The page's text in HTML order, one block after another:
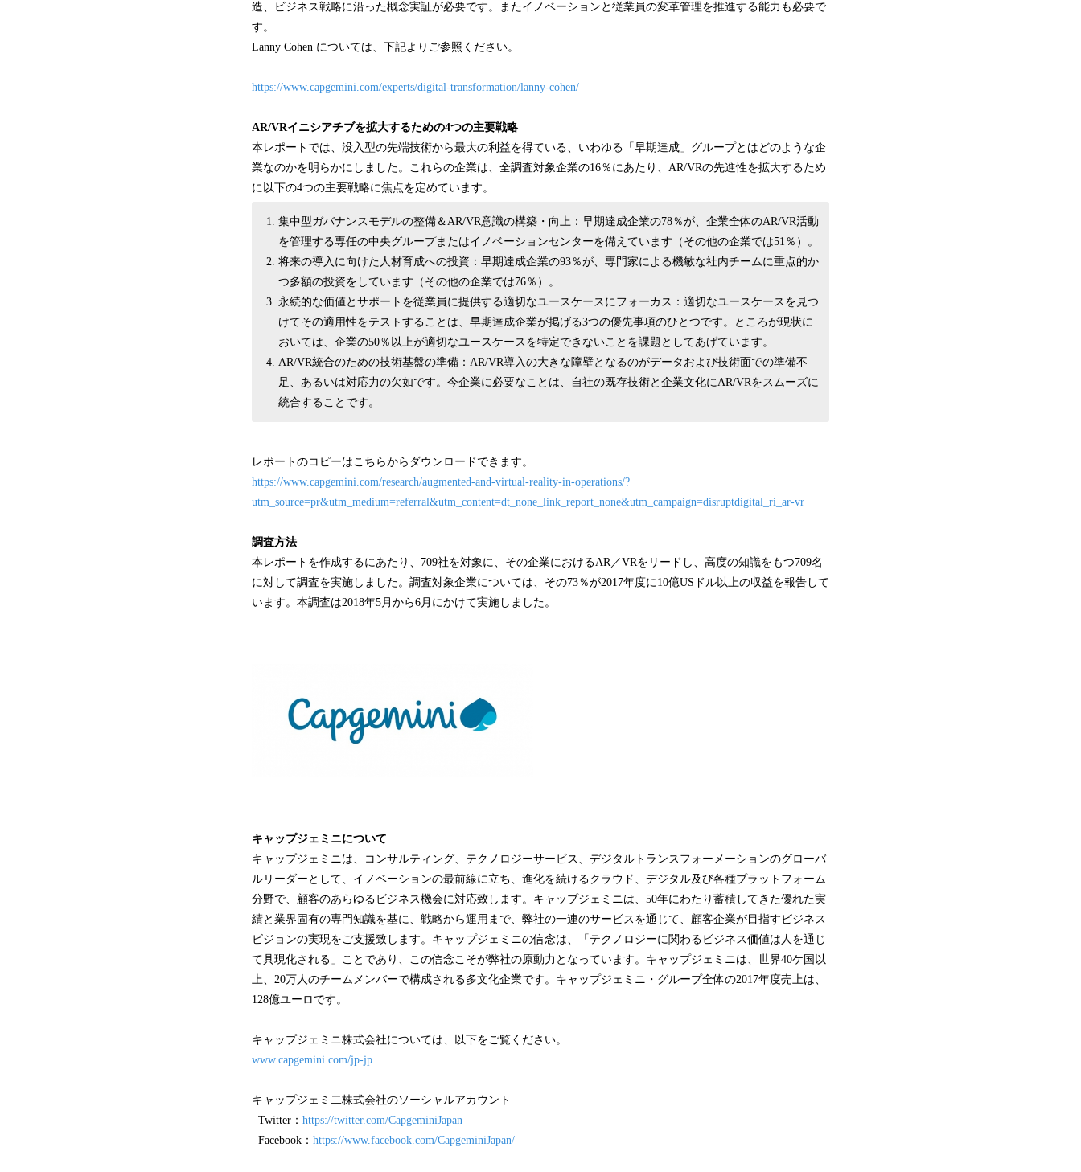
造、ビジネス戦略に沿った概念実証が必要です。またイノベーションと従業員の変革管理を推進する能力も必要で
す。
Lanny Cohen については、下記よりご参照ください。
https://www.capgemini.com/experts/digital-transformation/lanny-cohen/
AR/VRイニシアチブを拡大するための4つの主要戦略
本レポートでは、没入型の先端技術から最大の利益を得ている、いわゆる「早期達成」グループとはどのような企
業なのかを明らかにしました。これらの企業は、全調査対象企業の16％にあたり、AR/VRの先進性を拡大するため
に以下の4つの主要戦略に焦点を定めています。
集中型ガバナンスモデルの整備＆AR/VR意識の構築・向上：早期達成企業の78％が、企業全体のAR/VR活動
を管理する専任の中央グループまたはイノベーションセンターを備えています（その他の企業では51％）。
将来の導入に向けた人材育成への投資：早期達成企業の93％が、専門家による機敏な社内チームに重点的か
つ多額の投資をしています（その他の企業では76％）。
永続的な価値とサポートを従業員に提供する適切なユースケースにフォーカス：適切なユースケースを見つ
けてその適用性をテストすることは、早期達成企業が掲げる3つの優先事項のひとつです。ところが現状に
おいては、企業の50％以上が適切なユースケースを特定できないことを課題としてあげています。
AR/VR統合のための技術基盤の準備：AR/VR導入の大きな障壁となるのがデータおよび技術面での準備不
足、あるいは対応力の欠如です。今企業に必要なことは、自社の既存技術と企業文化にAR/VRをスムーズに
統合することです。
レポートのコピーはこちらからダウンロードできます。
https://www.capgemini.com/research/augmented-and-virtual-reality-in-operations/?
utm_source=pr&utm_medium=referral&utm_content=dt_none_link_report_none&utm_campaign=disruptdigital_ri_ar-vr
調査方法
本レポートを作成するにあたり、709社を対象に、その企業におけるAR／VRをリードし、高度の知識をもつ709名
に対して調査を実施しました。調査対象企業については、その73％が2017年度に10億USドル以上の収益を報告して
います。本調査は2018年5月から6月にかけて実施しました。
キャップジェミニについて
キャップジェミニは、コンサルティング、テクノロジーサービス、デジタルトランスフォーメーションのグローバ
ルリーダーとして、イノベーションの最前線に立ち、進化を続けるクラウド、デジタル及び各種プラットフォーム
分野で、顧客のあらゆるビジネス機会に対応致します。キャップジェミニは、50年にわたり蓄積してきた優れた実
績と業界固有の専門知識を基に、戦略から運用まで、弊社の一連のサービスを通じて、顧客企業が目指すビジネス
ビジョンの実現をご支援致します。キャップジェミニの信念は、「テクノロジーに関わるビジネス価値は人を通じ
て具現化される」ことであり、この信念こそが弊社の原動力となっています。キャップジェミニは、世界40ケ国以
上、20万人のチームメンバーで構成される多文化企業です。キャップジェミニ・グループ全体の2017年度売上は、
128億ユーロです。
キャップジェミニ株式会社については、以下をご覧ください。
www.capgemini.com/jp-jp
キャップジェミ二株式会社のソーシャルアカウント
Twitter： https://twitter.com/CapgeminiJapan
Facebook： https://www.facebook.com/CapgeminiJapan/